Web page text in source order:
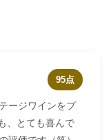
95点
ージワインをプ
、とても喜んで